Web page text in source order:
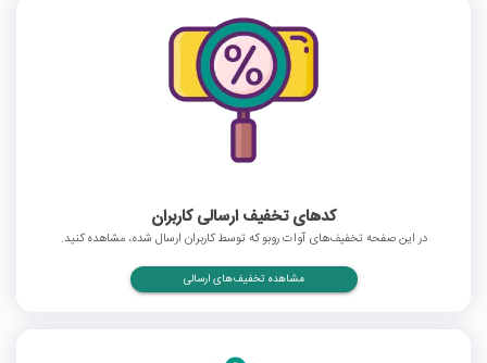
کدهای تخفیف ارسالی کاربران
در این صفحه تخفیف‌های آوات روبو که توسط کاربران ارسال شده، مشاهده کنید.
مشاهده تخفیف‌های ارسالی